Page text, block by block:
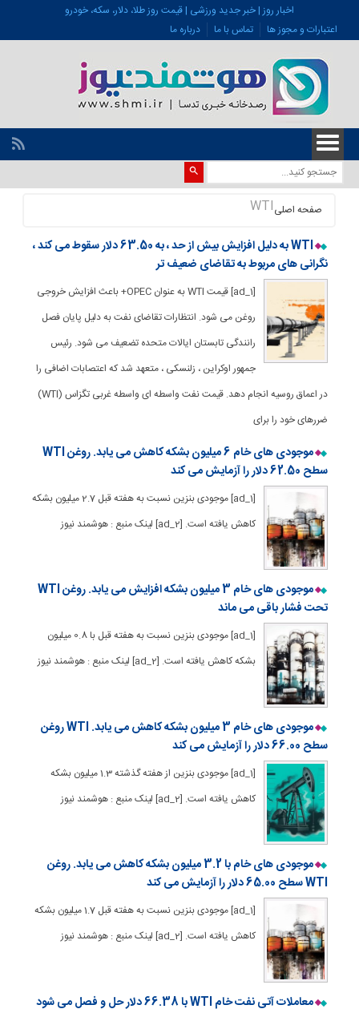
اخبار روز | خبر جدید ورزشی | قیمت روز طلا، دلار، سکه، خودرو
اعتبارات و مجوز ها
تماس با ما درباره ما
صفحه اصلیWTI
WTI به دلیل افزایش بیش از حد ، به 63.50 دلار سقوط می کند ،
نگرانی های مربوط به تقاضای ضعیف تر
[ad_1] قیمت WTI به عنوان OPEC+ باعث افزایش خروجی
روغن می شود. انتظارات تقاضای نفت به دلیل پایان فصل
رانندگی تابستان ایالات متحده تضعیف می شود. رئیس
جمهور اوکراین ، زلنسکی ، متعهد شد که اعتصابات اضافی را
در اعماق روسیه انجام دهد. قیمت نفت واسطه ای واسطه غربی تگزاس (WTI)
ضررهای خود را برای
موجودی های خام 6 میلیون بشکه کاهش می یابد. روغن WTI
سطح 62.50 دلار را آزمایش می کند
[ad_1] موجودی بنزین نسبت به هفته قبل 2.7 میلیون بشکه
کاهش یافته است. [ad_2] لینک منبع : هوشمند نیوز
موجودی های خام 3 میلیون بشکه افزایش می یابد. روغن WTI
تحت فشار باقی می ماند
[ad_1] موجودی بنزین نسبت به هفته قبل با 0.8 میلیون
بشکه کاهش یافته است. [ad_2] لینک منبع : هوشمند نیوز
موجودی های خام 3 میلیون بشکه کاهش می یابد. WTI روغن
سطح 66.00 دلار را آزمایش می کند
[ad_1] موجودی بنزین از هفته گذشته 1.3 میلیون بشکه
کاهش یافته است. [ad_2] لینک منبع : هوشمند نیوز
موجودی های خام با 3.2 میلیون بشکه کاهش می یابد. روغن
WTI سطح 65.00 دلار را آزمایش می کند
[ad_1] موجودی بنزین نسبت به هفته قبل 1.7 میلیون بشکه
کاهش یافته است. [ad_2] لینک منبع : هوشمند نیوز
معاملات آتی نفت خام WTI با 66.38 دلار حل و فصل می شود